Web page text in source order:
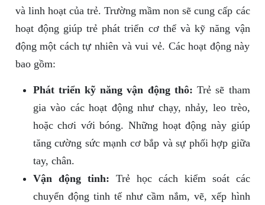
và linh hoạt của trẻ. Trường mầm non sẽ cung cấp các
hoạt động giúp trẻ phát triển cơ thể và kỹ năng vận
động một cách tự nhiên và vui vẻ. Các hoạt động này
bao gồm:
Phát triển kỹ năng vận động thô: Trẻ sẽ tham
gia vào các hoạt động như chạy, nhảy, leo trèo,
hoặc chơi với bóng. Những hoạt động này giúp
tăng cường sức mạnh cơ bắp và sự phối hợp giữa
tay, chân.
Vận động tinh: Trẻ học cách kiểm soát các
chuyển động tinh tế như cầm nắm, vẽ, xếp hình